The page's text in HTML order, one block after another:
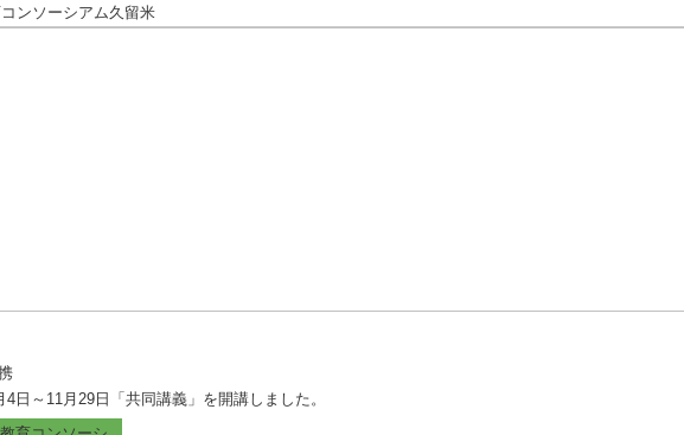
4日～11月29日「共同講義」を開講しました。